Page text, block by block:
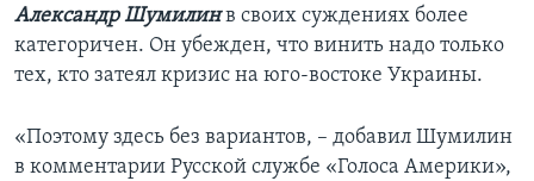
Александр Шумилинв своих суждениях более
категоричен. Он убежден, что винить надо только
тех, кто затеял кризис на юго-востоке Украины.
«Поэтому здесь без вариантов, – добавил Шумилин
в комментарии Русской службе «Голоса Америки»,